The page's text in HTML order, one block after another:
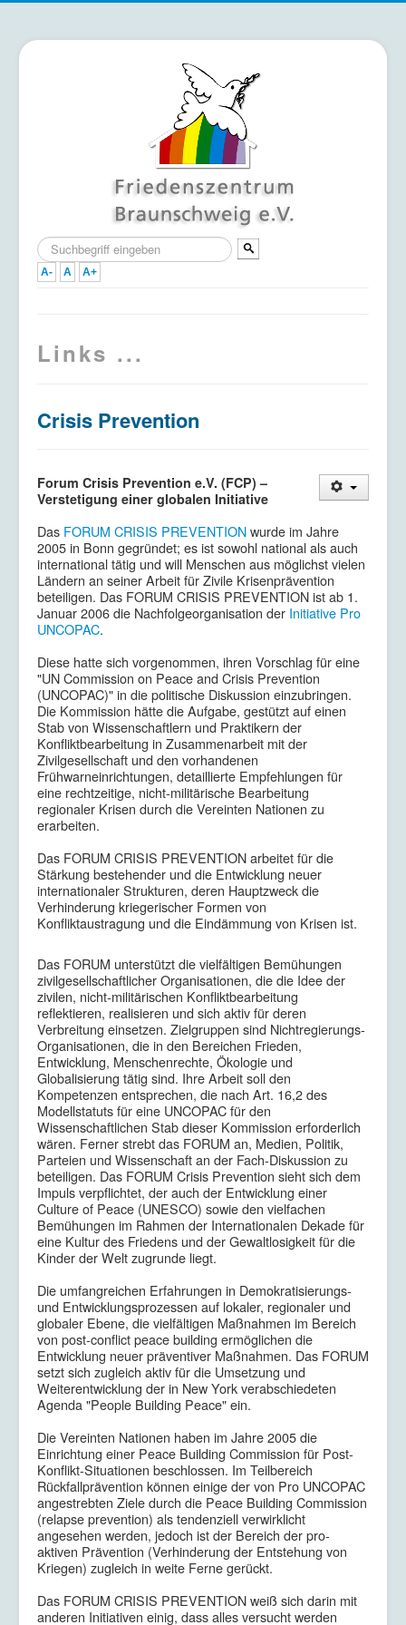
Suchen
...
A- A A+
Termine
Kriegsdienstverweigerung
Datenschutzerklärung
Links ...
Crisis Prevention
Forum Crisis Prevention e.V. (FCP) –
Verstetigung einer globalen Initiative
Das FORUM CRISIS PREVENTIONwurde im Jahre
2005 in Bonn gegründet; es ist sowohl national als auch
international tätig und will Menschen aus möglichst vielen
Ländern an seiner Arbeit für Zivile Krisenprävention
beteiligen. Das FORUM CRISIS PREVENTION ist ab 1.
Januar 2006 die Nachfolgeorganisation der Initiative Pro
UNCOPAC.
Diese hatte sich vorgenommen, ihren Vorschlag für eine
"UN Commission on Peace and Crisis Prevention
(UNCOPAC)" in die politische Diskussion einzubringen.
Die Kommission hätte die Aufgabe, gestützt auf einen
Stab von Wissenschaftlern und Praktikern der
Konfliktbearbeitung in Zusammenarbeit mit der
Zivilgesellschaft und den vorhandenen
Frühwarneinrichtungen, detaillierte Empfehlungen für
eine rechtzeitige, nicht-militärische Bearbeitung
regionaler Krisen durch die Vereinten Nationen zu
erarbeiten.
Das FORUM CRISIS PREVENTION arbeitet für die
Stärkung bestehender und die Entwicklung neuer
internationaler Strukturen, deren Hauptzweck die
Verhinderung kriegerischer Formen von
Konfliktaustragung und die Eindämmung von Krisen ist.
Das FORUM unterstützt die vielfältigen Bemühungen
zivilgesellschaftlicher Organisationen, die die Idee der
zivilen, nicht-militärischen Konfliktbearbeitung
reflektieren, realisieren und sich aktiv für deren
Verbreitung einsetzen. Zielgruppen sind Nichtregierungs-
Organisationen, die in den Bereichen Frieden,
Entwicklung, Menschenrechte, Ökologie und
Globalisierung tätig sind. Ihre Arbeit soll den
Kompetenzen entsprechen, die nach Art. 16,2 des
Modellstatuts für eine UNCOPAC für den
Wissenschaftlichen Stab dieser Kommission erforderlich
wären. Ferner strebt das FORUM an, Medien, Politik,
Parteien und Wissenschaft an der Fach-Diskussion zu
beteiligen. Das FORUM Crisis Prevention sieht sich dem
Impuls verpflichtet, der auch der Entwicklung einer
Culture of Peace (UNESCO) sowie den vielfachen
Bemühungen im Rahmen der Internationalen Dekade für
eine Kultur des Friedens und der Gewaltlosigkeit für die
Kinder der Welt zugrunde liegt.
Die umfangreichen Erfahrungen in Demokratisierungs-
und Entwicklungsprozessen auf lokaler, regionaler und
globaler Ebene, die vielfältigen Maßnahmen im Bereich
von post-conflict peace building ermöglichen die
Entwicklung neuer präventiver Maßnahmen. Das FORUM
setzt sich zugleich aktiv für die Umsetzung und
Weiterentwicklung der in New York verabschiedeten
Agenda "People Building Peace" ein.
Die Vereinten Nationen haben im Jahre 2005 die
Einrichtung einer Peace Building Commission für Post-
Konflikt-Situationen beschlossen. Im Teilbereich
Rückfallprävention können einige der von Pro UNCOPAC
angestrebten Ziele durch die Peace Building Commission
(relapse prevention) als tendenziell verwirklicht
angesehen werden, jedoch ist der Bereich der pro-
aktiven Prävention (Verhinderung der Entstehung von
Kriegen) zugleich in weite Ferne gerückt.
Das FORUM CRISIS PREVENTION weiß sich darin mit
anderen Initiativen einig, dass alles versucht werden